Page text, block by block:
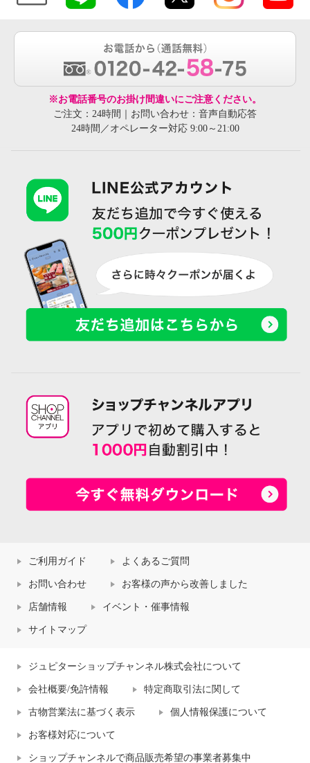
※お電話番号のお掛け間違いにご注意ください。
ご注文：24時間｜お問い合わせ：音声自動応答
24時間／オペレーター対応 9:00～21:00
ご利用ガイド よくあるご質問
お問い合わせ お客様の声から改善しました
店舗情報 イベント・催事情報
サイトマップ
ジュピターショップチャンネル株式会社について
会社概要/免許情報 特定商取引法に関して
古物営業法に基づく表示 個人情報保護について
お客様対応について
ショップチャンネルで商品販売希望の事業者募集中